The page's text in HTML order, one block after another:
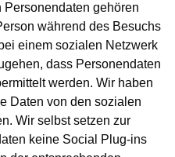
Personendaten gehören
während des Besuchs
einem sozialen Netzwerk
dass Personendaten
werden. Wir haben
Daten von den sozialen
Wir selbst setzen zur
keine Social Plug-ins